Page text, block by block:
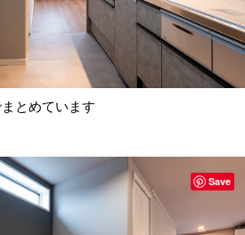
とめています
Save